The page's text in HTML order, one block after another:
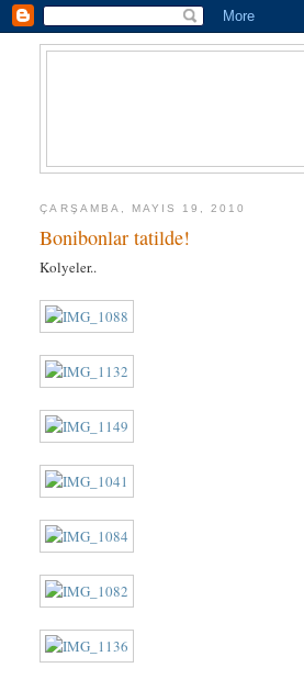
ÇARŞAMBA, MAYIS 19, 2010
Bonibonlar tatilde!
Kolyeler..